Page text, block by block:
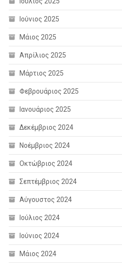
Ιούνιος 2025
Μάιος 2025
Απρίλιος 2025
Μάρτιος 2025
Φεβρουάριος 2025
Ιανουάριος 2025
Δεκέμβριος 2024
Νοέμβριος 2024
Οκτώβριος 2024
Σεπτέμβριος 2024
Αύγουστος 2024
Ιούλιος 2024
Ιούνιος 2024
Μάιος 2024